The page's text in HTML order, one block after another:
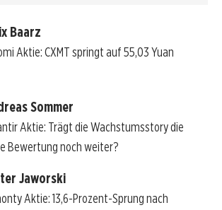
Baarz
Aktie: CXMT springt auf 55,03 Yuan
Sommer
Aktie: Trägt die Wachstumsstory die
Bewertung noch weiter?
Jaworski
Aktie: 13,6-Prozent-Sprung nach